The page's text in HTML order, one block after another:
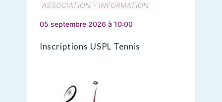
ASSOCIATION - INFORMATION
05 septembre 2026 à 10:00
Inscriptions USPL Tennis